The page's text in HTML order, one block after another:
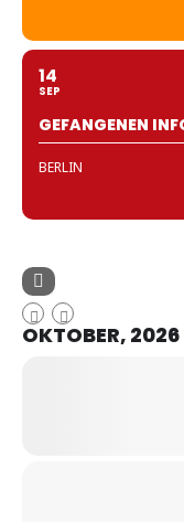
14
SEP
GEFANGENEN
BERLIN
OKTOBER, 2026